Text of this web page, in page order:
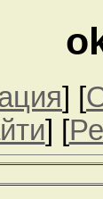
] [
] [